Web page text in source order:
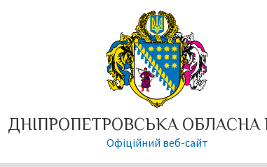
ДНІПРОПЕТРОВСЬКА ОБЛАСНА
Офіційний веб-сайт